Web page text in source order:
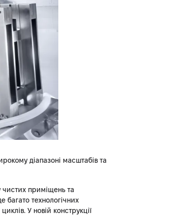
діапазоні масштабів та
чистих приміщень та
багато технологічних
У новій конструкції